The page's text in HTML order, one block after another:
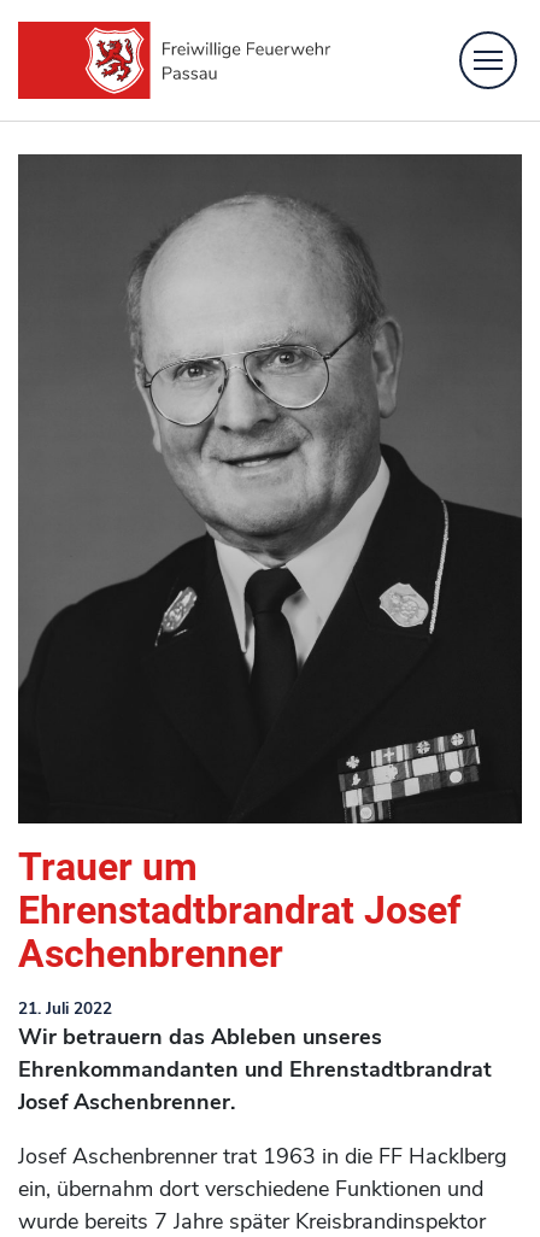
Fachbereiche
Bürgerinformation
Trauer um
Ehrenstadtbrandrat Josef
Aschenbrenner
21. Juli 2022
Wir betrauern das Ableben unseres
Ehrenkommandanten und Ehrenstadtbrandrat
Josef Aschenbrenner.
Josef Aschenbrenner trat 1963 in die FF Hacklberg
ein, übernahm dort verschiedene Funktionen und
wurde bereits 7 Jahre später Kreisbrandinspektor